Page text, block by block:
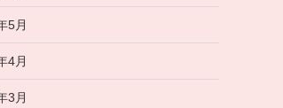
5月
4月
3月